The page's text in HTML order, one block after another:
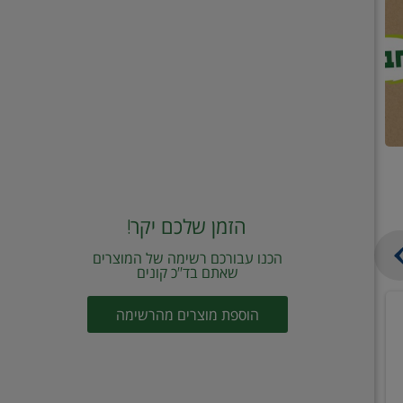
הזמן שלכם יקר!
הכנו עבורכם רשימה של המוצרים
שאתם בד"כ קונים
הוספת מוצרים מהרשימה